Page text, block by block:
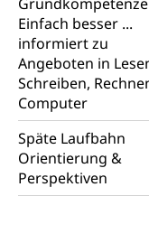
Einfach besser ...
informiert zu
Angeboten in
Schreiben,
Computer
Späte Laufbahn
Orientierung &
Perspektiven
Mobilität
Schiene und
Schienenverkehr,
Transportmittel,